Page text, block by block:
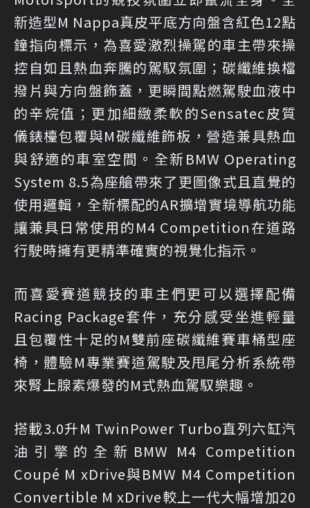
新造型M Nappa真皮平底方向盤含紅色12點
鐘指向標示，為喜愛激烈操駕的車主帶來操
控自如且熱血奔騰的駕馭氛圍；碳纖維換檔
撥片與方向盤飾蓋，更瞬間點燃駕駛血液中
的辛烷值；更加細緻柔軟的Sensatec皮質
儀錶檯包覆與M碳纖維飾板，營造兼具熱血
與舒適的車室空間。全新BMW Operating
System 8.5為座艙帶來了更圖像式且直覺的
使用邏輯，全新標配的AR擴增實境導航功能
讓兼具日常使用的M4 Competition在道路
行駛時擁有更精準確實的視覺化指示。
而喜愛賽道競技的車主們更可以選擇配備
Racing Package套件，充分感受坐進輕量
且包覆性十足的M雙前座碳纖維賽車桶型座
椅，體驗M專業賽道駕駛及甩尾分析系統帶
來腎上腺素爆發的M式熱血駕馭樂趣。
搭載3.0升M TwinPower Turbo直列六缸汽
油引擎的全新BMW M4 Competition
Coupé M xDrive與BMW M4 Competition
Convertible M xDrive較上一代大幅增加20